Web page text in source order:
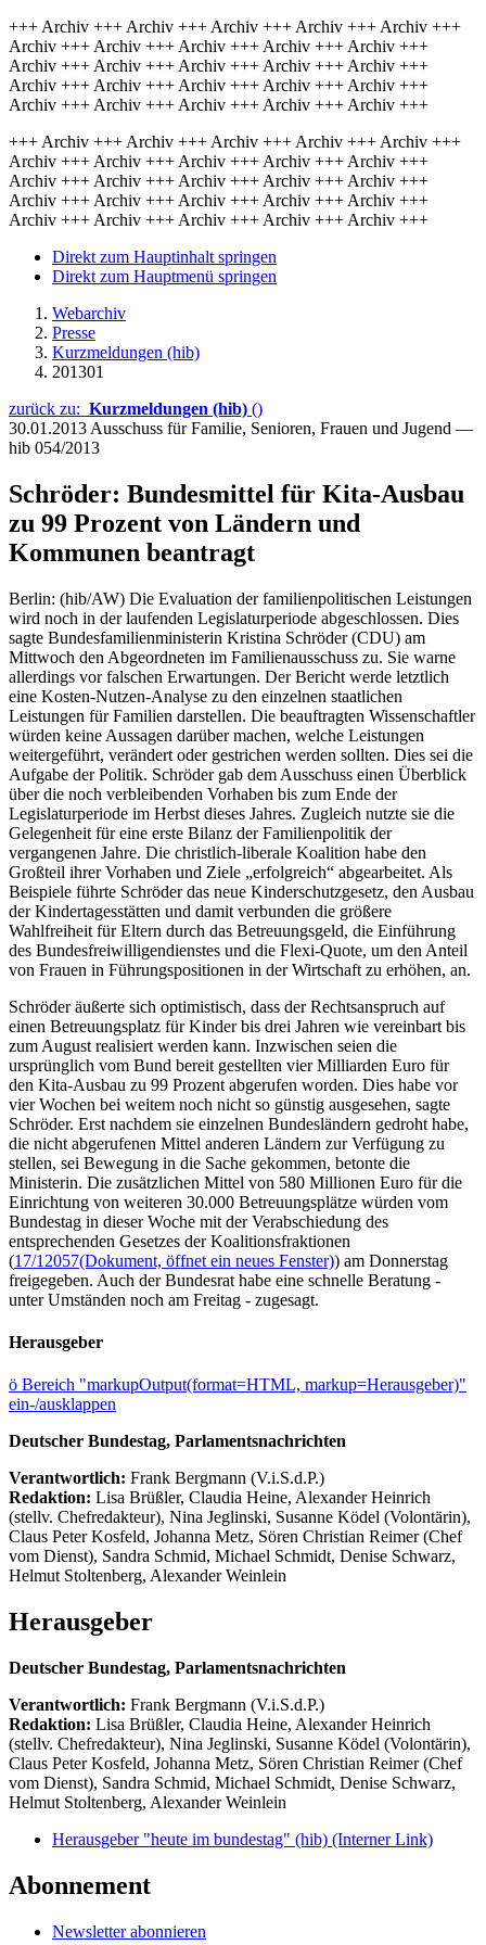
+++ Archiv +++ Archiv +++ Archiv +++ Archiv +++ Archiv +++
Archiv +++ Archiv +++ Archiv +++ Archiv +++ Archiv +++
Archiv +++ Archiv +++ Archiv +++ Archiv +++ Archiv +++
Archiv +++ Archiv +++ Archiv +++ Archiv +++ Archiv +++
Archiv +++ Archiv +++ Archiv +++ Archiv +++ Archiv +++
+++ Archiv +++ Archiv +++ Archiv +++ Archiv +++ Archiv +++
Archiv +++ Archiv +++ Archiv +++ Archiv +++ Archiv +++
Archiv +++ Archiv +++ Archiv +++ Archiv +++ Archiv +++
Archiv +++ Archiv +++ Archiv +++ Archiv +++ Archiv +++
Archiv +++ Archiv +++ Archiv +++ Archiv +++ Archiv +++
Direkt zum Hauptinhalt springen
Direkt zum Hauptmenü springen
Webarchiv
Presse
Kurzmeldungen (hib)
201301
zurück zu: Kurzmeldungen (hib) ()
30.01.2013 Ausschuss für Familie, Senioren, Frauen und Jugend —
hib 054/2013
Schröder: Bundesmittel für Kita-Ausbau
zu 99 Prozent von Ländern und
Kommunen beantragt
Berlin: (hib/AW) Die Evaluation der familienpolitischen Leistungen
wird noch in der laufenden Legislaturperiode abgeschlossen. Dies
sagte Bundesfamilienministerin Kristina Schröder (CDU) am
Mittwoch den Abgeordneten im Familienausschuss zu. Sie warne
allerdings vor falschen Erwartungen. Der Bericht werde letztlich
eine Kosten-Nutzen-Analyse zu den einzelnen staatlichen
Leistungen für Familien darstellen. Die beauftragten Wissenschaftler
würden keine Aussagen darüber machen, welche Leistungen
weitergeführt, verändert oder gestrichen werden sollten. Dies sei die
Aufgabe der Politik. Schröder gab dem Ausschuss einen Überblick
über die noch verbleibenden Vorhaben bis zum Ende der
Legislaturperiode im Herbst dieses Jahres. Zugleich nutzte sie die
Gelegenheit für eine erste Bilanz der Familienpolitik der
vergangenen Jahre. Die christlich-liberale Koalition habe den
Großteil ihrer Vorhaben und Ziele „erfolgreich“ abgearbeitet. Als
Beispiele führte Schröder das neue Kinderschutzgesetz, den Ausbau
der Kindertagesstätten und damit verbunden die größere
Wahlfreiheit für Eltern durch das Betreuungsgeld, die Einführung
des Bundesfreiwilligendienstes und die Flexi-Quote, um den Anteil
von Frauen in Führungspositionen in der Wirtschaft zu erhöhen, an.
Schröder äußerte sich optimistisch, dass der Rechtsanspruch auf
einen Betreuungsplatz für Kinder bis drei Jahren wie vereinbart bis
zum August realisiert werden kann. Inzwischen seien die
ursprünglich vom Bund bereit gestellten vier Milliarden Euro für
den Kita-Ausbau zu 99 Prozent abgerufen worden. Dies habe vor
vier Wochen bei weitem noch nicht so günstig ausgesehen, sagte
Schröder. Erst nachdem sie einzelnen Bundesländern gedroht habe,
die nicht abgerufenen Mittel anderen Ländern zur Verfügung zu
stellen, sei Bewegung in die Sache gekommen, betonte die
Ministerin. Die zusätzlichen Mittel von 580 Millionen Euro für die
Einrichtung von weiteren 30.000 Betreuungsplätze würden vom
Bundestag in dieser Woche mit der Verabschiedung des
entsprechenden Gesetzes der Koalitionsfraktionen
(17/12057(Dokument, öffnet ein neues Fenster)) am Donnerstag
freigegeben. Auch der Bundesrat habe eine schnelle Beratung -
unter Umständen noch am Freitag - zugesagt.
Herausgeber
ö Bereich "markupOutput(format=HTML, markup=Herausgeber)"
ein-/ausklappen
Deutscher Bundestag, Parlamentsnachrichten
Verantwortlich: Frank Bergmann (V.i.S.d.P.)
Redaktion: Lisa Brüßler, Claudia Heine, Alexander Heinrich
(stellv. Chefredakteur), Nina Jeglinski, Susanne Ködel (Volontärin),
Claus Peter Kosfeld, Johanna Metz, Sören Christian Reimer (Chef
vom Dienst), Sandra Schmid, Michael Schmidt, Denise Schwarz,
Helmut Stoltenberg, Alexander Weinlein
Herausgeber
Deutscher Bundestag, Parlamentsnachrichten
Verantwortlich: Frank Bergmann (V.i.S.d.P.)
Redaktion: Lisa Brüßler, Claudia Heine, Alexander Heinrich
(stellv. Chefredakteur), Nina Jeglinski, Susanne Ködel (Volontärin),
Claus Peter Kosfeld, Johanna Metz, Sören Christian Reimer (Chef
vom Dienst), Sandra Schmid, Michael Schmidt, Denise Schwarz,
Helmut Stoltenberg, Alexander Weinlein
Herausgeber "heute im bundestag" (hib) (Interner Link)
Abonnement
Newsletter abonnieren